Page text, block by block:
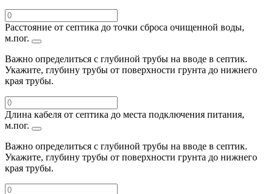
Расстояние от септика до точки сброса очищенной воды,
м.пог.
Важно определиться с глубиной трубы на вводе в септик.
Укажите, глубину трубы от поверхности грунта до нижнего
края трубы.
Длина кабеля от септика до места подключения питания,
м.пог.
Важно определиться с глубиной трубы на вводе в септик.
Укажите, глубину трубы от поверхности грунта до нижнего
края трубы.